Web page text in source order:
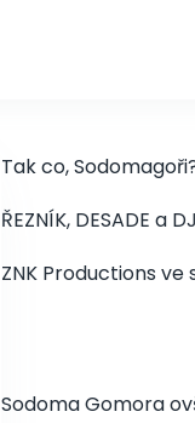
Tak co,
ŘEZNÍK, DESADE a
ZNK Productions
Sodoma Gomora